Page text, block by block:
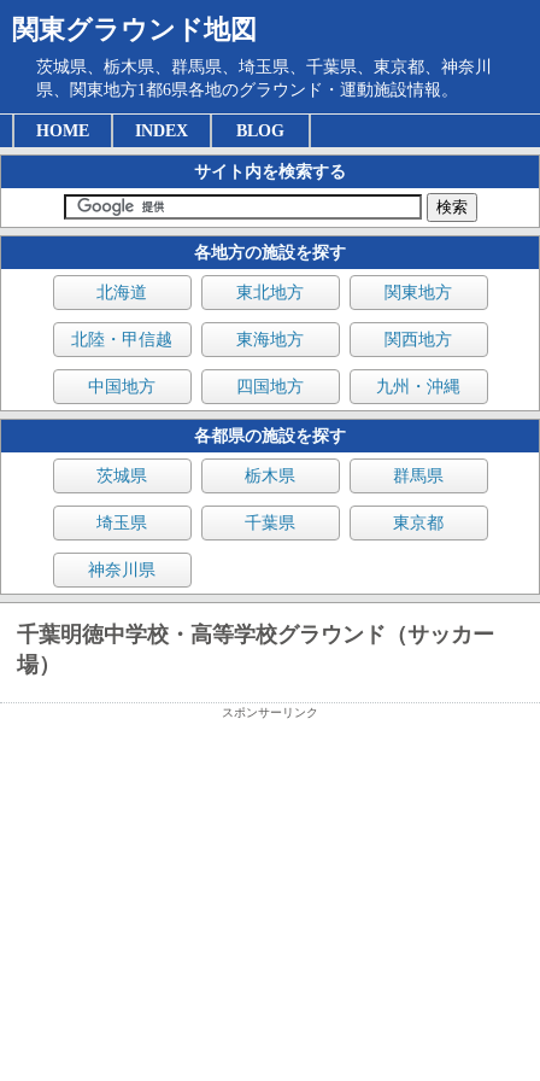
関東グラウンド地図
茨城県、栃木県、群馬県、埼玉県、千葉県、東京都、神奈川
県、関東地方1都6県各地のグラウンド・運動施設情報。
HOME INDEX BLOG
サイト内を検索する
各地方の施設を探す
北海道 東北地方 関東地方
北陸・甲信越 東海地方 関西地方
中国地方 四国地方 九州・沖縄
各都県の施設を探す
茨城県 栃木県 群馬県
埼玉県 千葉県 東京都
神奈川県
千葉明徳中学校・高等学校グラウンド（サッカー
場）
スポンサーリンク